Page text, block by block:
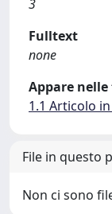
3
Fulltext
none
Appare
1.1 Articolo
File in questo
Non ci sono